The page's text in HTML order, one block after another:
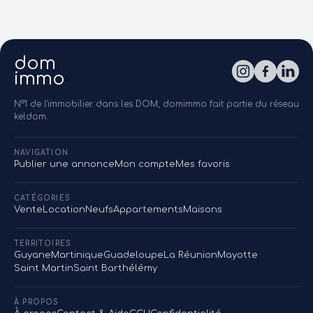
dom
immo
N°1 de l'immobilier dans les DOM, domimmo fait partie du réseau
keldom.
NAVIGATION
Publier une annonceMon compteMes favoris
CATÉGORIES
Vente LocationNeufsAppartementsMaisons
TERRITOIRES
GuyaneMartiniqueGuadeloupe La RéunionMayotte
Saint MartinSaint Barthélémy
À PROPOS